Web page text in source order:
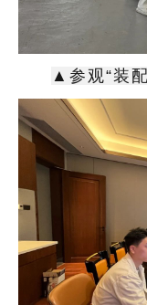
▲参观“装